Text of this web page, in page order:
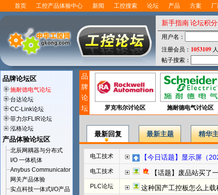
首页 工控产品体验中心 新闻 工控搜索 论坛 产品 方案
新手指南论坛积
用户名：
注册会员： 1053109
帖子搜索：
品牌论坛区
施耐德电气论坛
台达论坛
CC-Link论坛
菲力尔FLIR论坛
泓格论坛
产品体验论坛区
北辰网耦器与分布式
I/O 一体机体
Anybus Communicator
网关产品体验
实点科技一体式I/O产品
品
牌
论
坛
罗克韦尔讨论区 施耐德电气讨论区
最新回复 最新主题 精华
电工技术 【今日话题】显示屏（
电工技术 【话题】废品站买了
PLC论坛 这种国产工控板怎么上